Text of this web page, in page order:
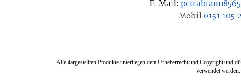
E-Mail: p
Mobil0151 105
Alle dargestellten Produkte unterliegen dem Urheberrecht und Copyrightund
verwendet werden.